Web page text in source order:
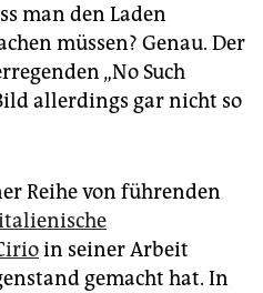
man den Laden
müssen? Genau. Der
„No Such
allerdings gar nicht so
Reihe von führenden
in seiner Arbeit
gemacht hat. In